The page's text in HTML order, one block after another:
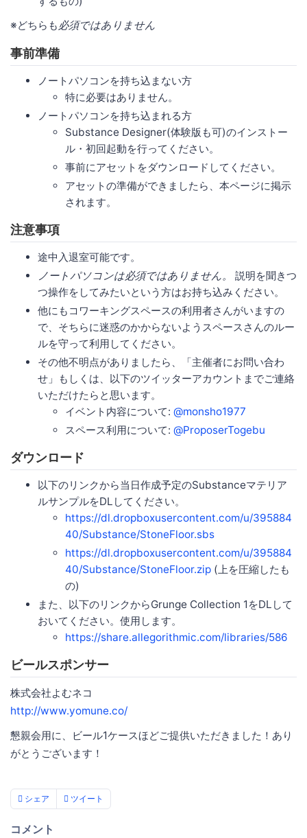
※どちらも 必須ではありません
事前準備
ノートパソコンを持ち込まない方
特に必要はありません。
ノートパソコンを持ち込まれる方
Substance Designer(体験版も可)のインストー
ル・初回起動を行ってください。
事前にアセットをダウンロードしてください。
アセットの準備ができましたら、本ページに掲示
されます。
注意事項
途中入退室可能です。
ノートパソコンは必須ではありません。
説明を聞きつ
つ操作をしてみたいという方はお持ち込みください。
他にもコワーキングスペースの利用者さんがいますの
で、そちらに迷惑のかからないようスペースさんのルー
ルを守って利用してください。
その他不明点がありましたら、「主催者にお問い合わ
せ」もしくは、以下のツイッターアカウントまでご連絡
いただけたらと思います。
イベント内容について: @monsho1977
スペース利用について: @ProposerTogebu
ダウンロード
以下のリンクから当日作成予定のSubstanceマテリア
ルサンプルをDLしてください。
https://dl.dropboxusercontent.com/u/395884
40/Substance/StoneFloor.sbs
https://dl.dropboxusercontent.com/u/395884
40/Substance/StoneFloor.zip (上を圧縮したも
の)
また、以下のリンクからGrunge Collection 1をDLして
おいてください。使用します。
https://share.allegorithmic.com/libraries/586
ビールスポンサー
株式会社よむネコ
http://www.yomune.co/
懇親会用に、ビール1ケースほどご提供いただきました！あり
がとうございます！
シェア ツイート
コメント